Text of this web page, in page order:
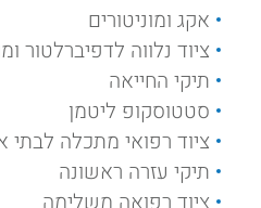
אקג ומוניטורים
ציוד נלווה לדפיברלטור
תיקי החייאה
סטטוסקופ ליטמן
ציוד רפואי מתכלה לבתי
תיקי עזרה ראשונה